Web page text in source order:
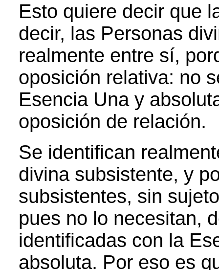
Esto quiere decir que
decir, las Personas
realmente entre sí,
oposición relativa: no
Esencia Una y
oposición de relación.
Se identifican
divina subsistente, y
subsistentes, sin
pues no lo necesitan,
identificadas con la
absoluta. Por eso es